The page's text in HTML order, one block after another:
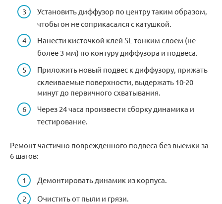
Установить диффузор по центру таким образом,
чтобы он не соприкасался с катушкой.
Нанести кисточкой клей SL тонким слоем (не
более 3 мм) по контуру диффузора и подвеса.
Приложить новый подвес к диффузору, прижать
склеиваемые поверхности, выдержать 10-20
минут до первичного схватывания.
Через 24 часа произвести сборку динамика и
тестирование.
Ремонт частично поврежденного подвеса без выемки за
6 шагов:
Демонтировать динамик из корпуса.
Очистить от пыли и грязи.